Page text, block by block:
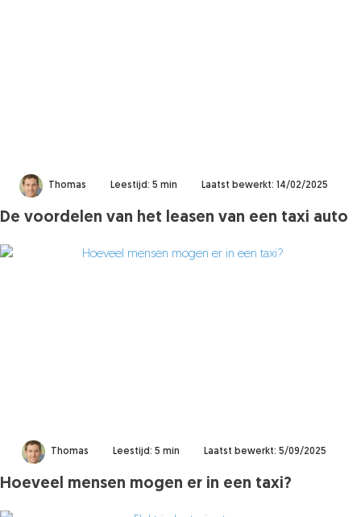
Thomas Leestijd: 5 min Laatst bewerkt: 14/02/2025
De voordelen van het leasen van een taxi auto
Thomas Leestijd: 5 min Laatst bewerkt: 5/09/2025
Hoeveel mensen mogen er in een taxi?